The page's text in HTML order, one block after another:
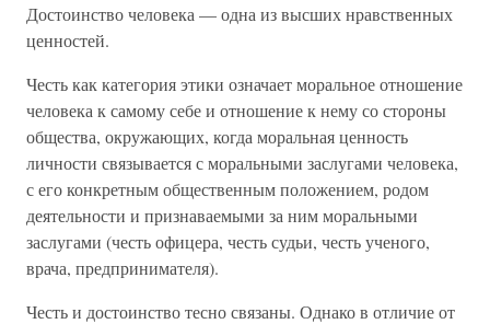
Достоинство человека — одна из высших нравственных
ценностей.
Честь как категория этики означает моральное отношение
человека к самому себе и отношение к нему со стороны
общества, окружающих, когда моральная ценность
личности связывается с моральными заслугами человека,
с его конкретным общественным положением, родом
деятельности и признаваемыми за ним моральными
заслугами (честь офицера, честь судьи, честь ученого,
врача, предпринимателя).
Честь и достоинство тесно связаны. Однако в отличие от